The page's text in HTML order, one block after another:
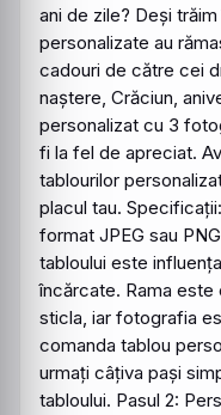
ani de zile? Deși
personalizate au
cadouri de către cei
naștere, Crăciun,
personalizat cu 3
fi la fel de apreciat.
tablourilor
placul tau.
format JPEG sau
tabloului este
încărcate. Rama
sticla, iar fotografia
comanda tablou
urmați câțiva pași
tabloului. Pasul 2: